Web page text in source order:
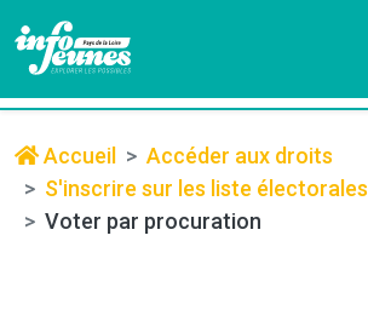
Accueil
Accéder aux droits
S'inscrire sur les liste
Voter par procuration